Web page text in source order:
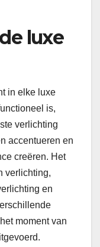
luxe
in elke luxe
is,
verlichting
accentueren en
creëren. Het
verlichting,
en
moment van